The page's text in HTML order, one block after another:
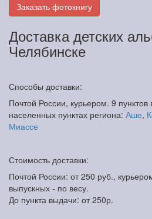
Заказать фотокнигу
Доставка детских
Челябинске
Способы доставки:
Почтой России, курьером. 9
населенных пунктах региона: Аше,
Миассе
Стоимость доставки:
Почтой России: от 250 руб.,
выпускных - по весу.
До пункта выдачи: от 250р.